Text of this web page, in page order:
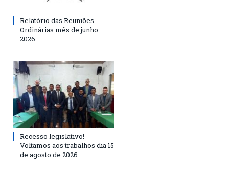
Relatório das Reuniões
Ordinárias mês de junho
2026
Recesso legislativo!
Voltamos aos trabalhos dia 15
de agosto de 2026